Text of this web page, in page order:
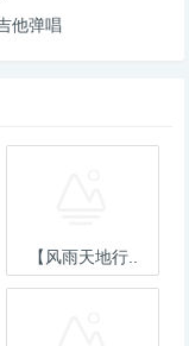
他弹唱
【风雨天地行..